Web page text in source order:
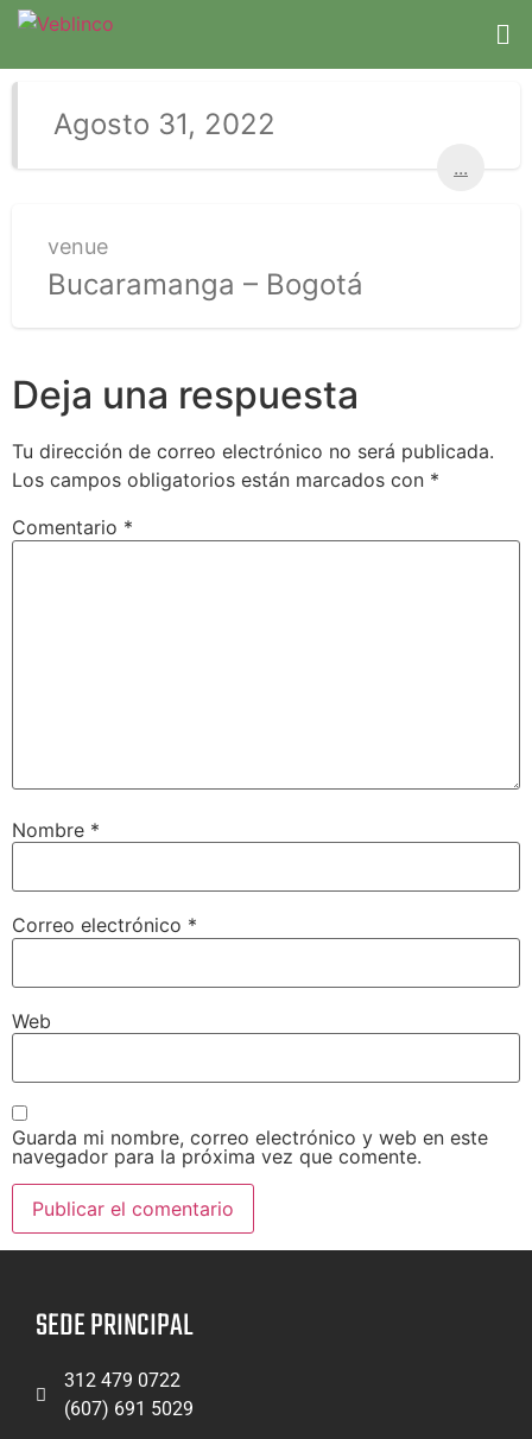
Agosto 31, 2022
...
venue
Bucaramanga – Bogotá
Deja una respuesta
Tu dirección de correo electrónico no será publicada.
Los campos obligatorios están marcados con *
Comentario *
Nombre *
Correo electrónico *
Web
Guarda mi nombre, correo electrónico y web en este
navegador para la próxima vez que comente.
SEDE PRINCIPAL
312 479 0722
(607) 691 5029